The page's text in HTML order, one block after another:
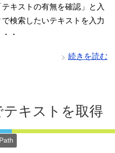
キストの有無を確認」と入
検索したいテキストを入力
・
続きを読む
キストを取得